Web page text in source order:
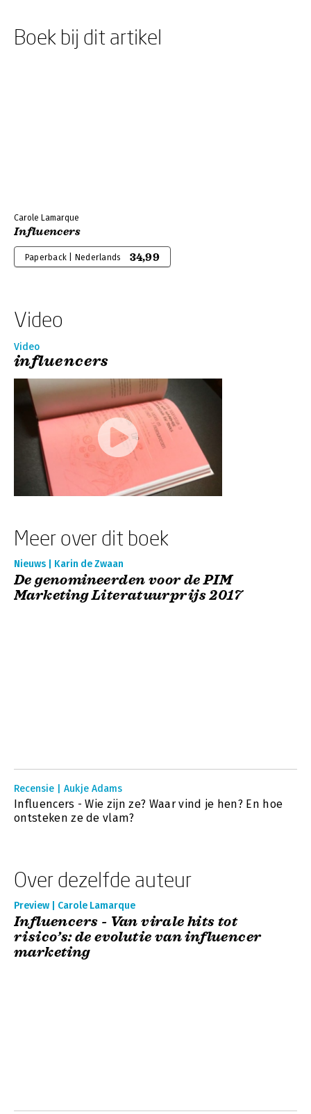
Boek bij dit artikel
Carole Lamarque
Influencers
Paperback | Nederlands 34,99
Video
Video
influencers
Meer over dit boek
Nieuws | Karin de Zwaan
De genomineerden voor de PIM
Marketing Literatuurprijs 2017
Recensie | Aukje Adams
Influencers - Wie zijn ze? Waar vind je hen? En hoe
ontsteken ze de vlam?
Over dezelfde auteur
Preview | Carole Lamarque
Influencers - Van virale hits tot
risico’s: de evolutie van influencer
marketing